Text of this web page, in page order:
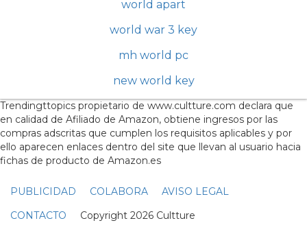
world apart
world war 3 key
mh world pc
new world key
Trendingttopics propietario de www.cultture.com declara que
en calidad de Afiliado de Amazon, obtiene ingresos por las
compras adscritas que cumplen los requisitos aplicables y por
ello aparecen enlaces dentro del site que llevan al usuario hacia
fichas de producto de Amazon.es
PUBLICIDAD COLABORA
AVISO LEGAL
CONTACTO Copyright 2026 Cultture